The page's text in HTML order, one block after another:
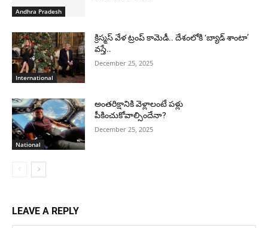
Andhra Pradesh
International
క్రిస్మస్ వేళ ట్రంప్ కామెడీ.. దేశంలోకి ‘బ్యాడ్ శాంటా’
వస్తే..
December 25, 2025
National
అంతరిక్షానికి వెళ్లాలంటే పళ్లు
పీకించుకోవాల్సిందేనా?
December 25, 2025
LEAVE A REPLY